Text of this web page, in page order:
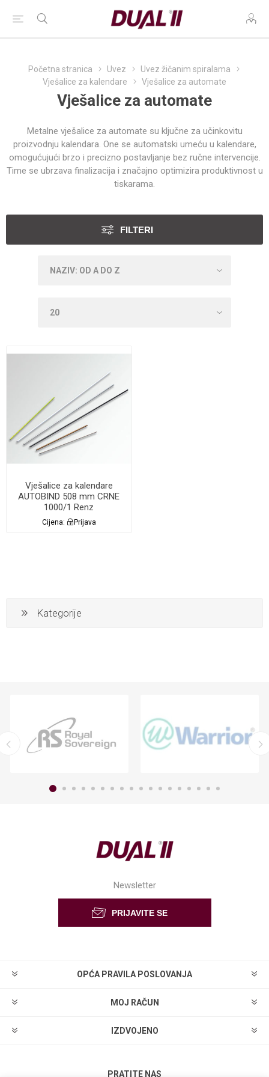
Početna stranica Uvez
Uvez žičanim spiralama
Vješalice za kalendare
Vješalice za automate
Vješalice za automate
Metalne vješalice za automate su ključne za učinkovitu
proizvodnju kalendara. One se automatski umeću u kalendare,
omogućujući brzo i precizno postavljanje bez ručne intervencije.
Time se ubrzava finalizacija i značajno optimizira produktivnost u
tiskarama.
FILTERI
Vješalice za kalendare
AUTOBIND 508 mm CRNE
1000/1 Renz
Cijena: Prijava
Kategorije
Newsletter
OPĆA PRAVILA POSLOVANJA
MOJ RAČUN
IZDVOJENO
PRATITE NAS